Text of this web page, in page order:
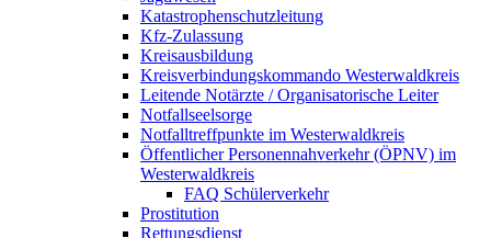
Katastrophenschutzleitung
Kfz-Zulassung
Kreisausbildung
Kreisverbindungskommando Westerwaldkreis
Leitende Notärzte / Organisatorische Leiter
Notfallseelsorge
Notfalltreffpunkte im Westerwaldkreis
Öffentlicher Personennahverkehr (ÖPNV) im
Westerwaldkreis
FAQ Schülerverkehr
Prostitution
Rettungsdienst